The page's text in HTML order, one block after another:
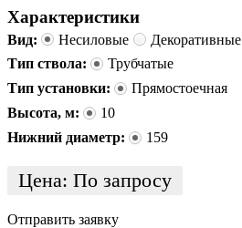
Характеристики
Вид: Несиловые
Декоративные
Тип ствола:
Трубчатые
Тип установки:
Прямостоечная
Высота, м:
10
Нижний диаметр:
159
Цена: По запросу
Отправить заявку